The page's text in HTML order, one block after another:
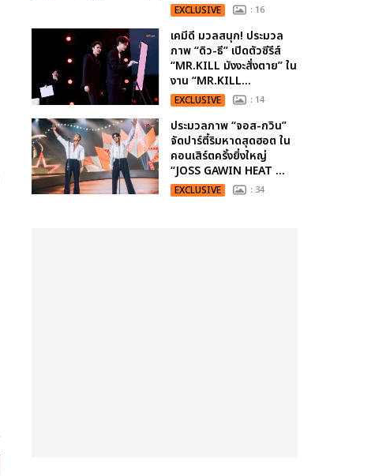
EXCLUSIVE : 16
เคมีดี มวลสนุก! ประมวล
ภาพ “ดิว-ธี” เปิดตัวซีรีส์
“MR.KILL มังงะสั่งตาย” ใน
งาน “MR.KILL...
EXCLUSIVE : 14
ประมวลภาพ “จอส-กวิน”
จัดปาร์ตี้ริมหาดสุดฮอต ใน
คอนเสิร์ตครั้งยิ่งใหญ่
“JOSS GAWIN HEAT ...
EXCLUSIVE : 34